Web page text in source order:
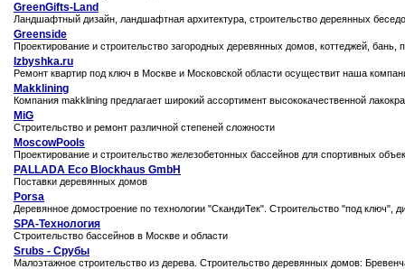
GreenGifts-Land
Ландшафтный дизайн, ландшафтная архитектура, строительство дереянных
Greenside
Проектирование и строительство загородных деревянных домов, коттеджей, бань,
Izbyshka.ru
Ремонт квартир под ключ в Москве и Московской области осуществит наша
Makklining
Компания makklining предлагает широкий ассортимент высококачественной
MiG
Строительство и ремонт различной степеней сложности
MoscowPools
Проектирование и строительство железобетонных бассейнов для спортивных
PALLADA Eco Blockhaus GmbH
Поставки деревянных домов
Porsa
Деревянное домостроение по технологии "СкандиТек". Строительство "под
SPA-Технология
Строительство бассейнов в Москве и области
Srubs - Срубы
Малоэтажное строительство из дерева. Строительство деревянных домов: